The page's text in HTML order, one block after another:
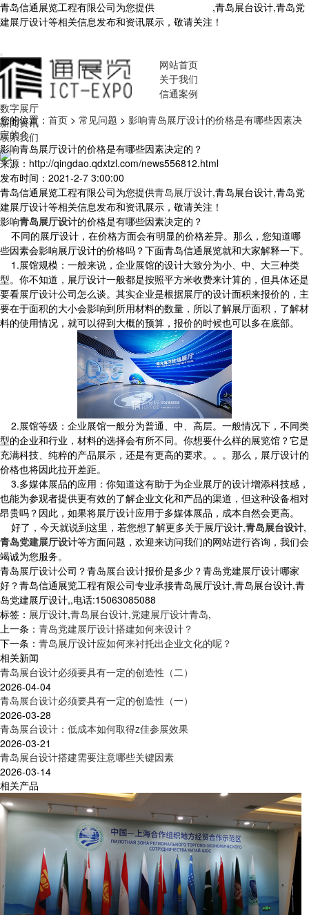
青岛信通展览工程有限公司为您提供
,青岛展台设计,青岛党
建展厅设计等相关信息发布和资讯展示，敬请关注！
网站首页
关于我们
信通案例
数字展厅
新闻资讯
联系我们
您的位置： 首页 > 常见问题 > 影响青岛展厅设计的价格是有哪些因素决
定的？
影响青岛展厅设计的价格是有哪些因素决定的？
来源：http://qingdao.qdxtzl.com/news556812.html
发布时间：2021-2-7 3:00:00
青岛信通展览工程有限公司为您提供青岛展厅设计,青岛展台设计,青岛党
建展厅设计等相关信息发布和资讯展示，敬请关注！
影响青岛展厅设计的价格是有哪些因素决定的？
不同的展厅设计，在价格方面会有明显的价格差异。那么，您知道哪
些因素会影响展厅设计的价格吗？下面青岛信通展览就和大家解释一下。
1.展馆规模：一般来说，企业展馆的设计大致分为小、中、大三种类
型。你不知道，展厅设计一般都是按照平方米收费来计算的，但具体还是
要看展厅设计公司怎么谈。其实企业是根据展厅的设计面积来报价的，主
要在于面积的大小会影响到所用材料的数量，所以了解展厅面积，了解材
料的使用情况，就可以得到大概的预算，报价的时候也可以多在底部。
2.展馆等级：企业展馆一般分为普通、中、高层。一般情况下，不同类
型的企业和行业，材料的选择会有所不同。你想要什么样的展览馆？它是
充满科技、纯粹的产品展示，还是有更高的要求。。。那么，展厅设计的
价格也将因此拉开差距。
3.多媒体展品的应用：你知道这有助于为企业展厅的设计增添科技感，
也能为参观者提供更有效的了解企业文化和产品的渠道，但这种设备相对
昂贵吗？因此，如果将展厅设计应用于多媒体展品，成本自然会更高。
好了，今天就说到这里，若您想了解更多关于展厅设计,青岛展台设计,
青岛党建展厅设计等方面问题，欢迎来访问我们的网站进行咨询，我们会
竭诚为您服务。
青岛展厅设计公司？青岛展台设计报价是多少？青岛党建展厅设计哪家
好？青岛信通展览工程有限公司专业承接青岛展厅设计,青岛展台设计,青
岛党建展厅设计,,电话:15063085088
标签： 展厅设计,青岛展台设计,党建展厅设计青岛,
上一条： 青岛党建展厅设计搭建如何来设计？
下一条： 青岛展厅设计应如何来衬托出企业文化的呢？
相关新闻
青岛展台设计必须要具有一定的创造性（二）
2026-04-04
青岛展台设计必须要具有一定的创造性（一）
2026-03-28
青岛展台设计：低成本如何取得z佳参展效果
2026-03-21
青岛展台设计搭建需要注意哪些关键因素
2026-03-14
相关产品